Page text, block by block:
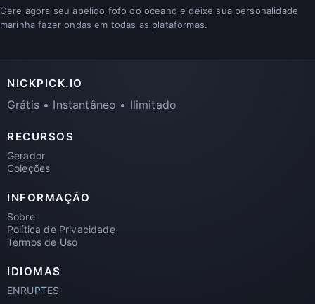
Gere agora seu apelido fofo do oceano e deixe sua personalidade
marinha fazer ondas em todas as plataformas.
NICKPICK.IO
Grátis • Instantâneo • Ilimitado
RECURSOS
Gerador
Coleções
INFORMAÇÃO
Sobre
Política de Privacidade
Termos de Uso
IDIOMAS
ENRUPTES